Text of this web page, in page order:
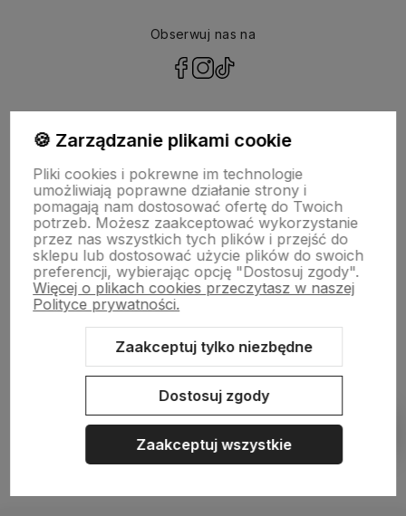
Obserwuj nas na
NASZA SELEKCJA
POMOC
KONTO
Sklep internetowy Shoper.pl Szablon Shoper Modern 3.0™
GrowCommerce
🍪 Zarządzanie plikami cookie
Pliki cookies i pokrewne im technologie
umożliwiają poprawne działanie strony i
pomagają nam dostosować ofertę do Twoich
potrzeb. Możesz zaakceptować wykorzystanie
przez nas wszystkich tych plików i przejść do
sklepu lub dostosować użycie plików do swoich
preferencji, wybierając opcję "Dostosuj zgody".
Więcej o plikach cookies przeczytasz w naszej
Polityce prywatności.
Zaakceptuj tylko niezbędne
Dostosuj zgody
Zaakceptuj wszystkie